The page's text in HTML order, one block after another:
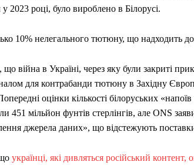
2023 році, було вироблено в Білорусі.
10% нелегального тютюну, що надходить до
що війна в Україні, через яку були закриті
для контрабанди тютюну в Західну
оцінки кількості білоруських
451 мільйон фунтів стерлінгів, але ONS
джерела даних», що відстежують
українці, які дивляться російський